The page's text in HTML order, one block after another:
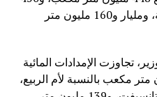
مليون متر مكعب بالنسبة لملوية، ومليار و160 مليون متر
تجاوزت الإمدادات المائية
مكعب، و580 مليون متر مكعب بالنسبة لأم الربيع،